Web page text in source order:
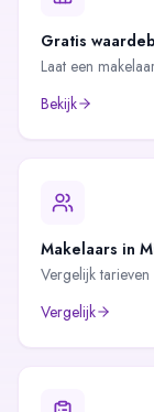
Gratis
Laat een
Bekijk
Makelaars in
Vergelijk tarieven
Vergelijk